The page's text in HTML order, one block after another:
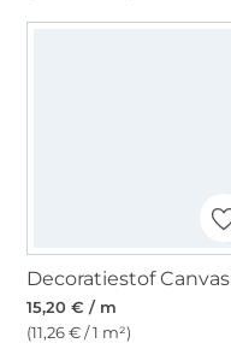
15,20 € / m
(11,26 € / 1 m²)